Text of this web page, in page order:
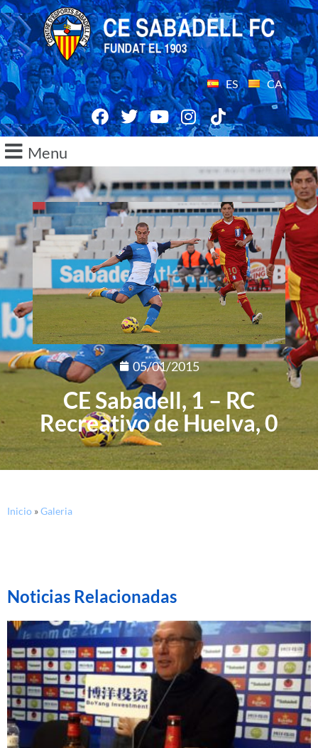
ES CA
Menu
05/01/2015
CE Sabadell, 1 – RC
Recreativo de Huelva, 0
Inicio »Galeria
Noticias Relacionadas